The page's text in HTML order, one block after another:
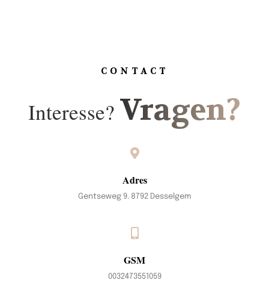
CONTACT
Interesse? Vragen?
Adres
Gentseweg 9. 8792 Desselgem
GSM
0032473551059